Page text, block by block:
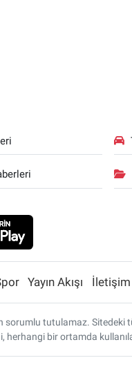
Yayın Akışı İletişim
tutulamaz. Sitedeki
herhangi bir ortamda